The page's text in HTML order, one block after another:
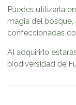
Puedes utilizarla
magia del
confeccionadas
Al adquirirlo
biodiversidad de